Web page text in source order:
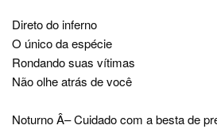
Direto do inferno
O único da espécie
Rondando suas vítimas
Não olhe atrás de você
Noturno Â– Cuidado com a besta de